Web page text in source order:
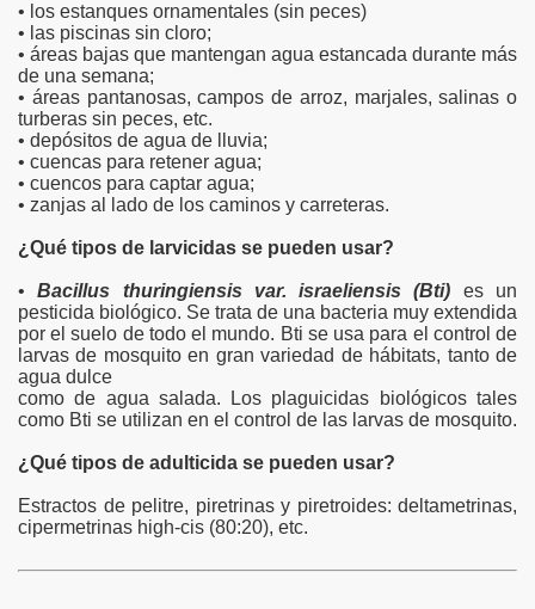
• los estanques ornamentales (sin peces)
• las piscinas sin cloro;
• áreas bajas que mantengan agua estancada durante más
de una semana;
• áreas pantanosas, campos de arroz, marjales, salinas o
turberas sin peces, etc.
• depósitos de agua de lluvia;
• cuencas para retener agua;
• cuencos para captar agua;
• zanjas al lado de los caminos y carreteras.
¿Qué tipos de larvicidas se pueden usar?
•Bacillus thuringiensis var. israeliensis (Bti) es un
pesticida biológico. Se trata de una bacteria muy extendida
por el suelo de todo el mundo. Bti se usa para el control de
larvas de mosquito en gran variedad de hábitats, tanto de
agua dulce
como de agua salada. Los plaguicidas biológicos tales
como Bti se utilizan en el control de las larvas de mosquito.
¿Qué tipos de adulticida se pueden usar?
Estractos de pelitre, piretrinas y piretroides: deltametrinas,
cipermetrinas high-cis (80:20), etc.